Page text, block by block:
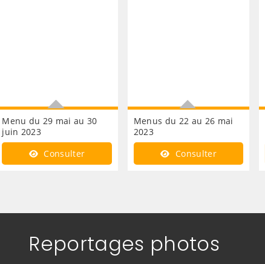
Menu du 29 mai au 30
juin 2023
Consultez les repas de la
cantine
Consulter
Menus du 22 au 26 mai
2023
Consultez les repas de la
cantine
Consulter
Reportages photos